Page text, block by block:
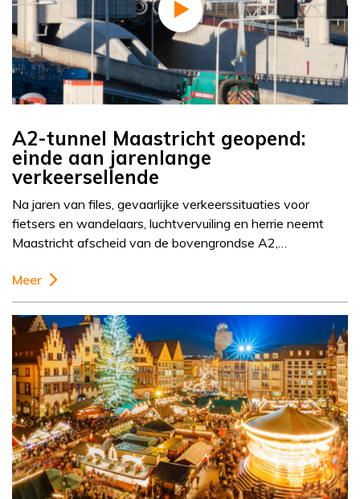
A2-tunnel Maastricht geopend:
einde aan jarenlange
verkeersellende
Na jaren van files, gevaarlijke verkeerssituaties voor
fietsers en wandelaars, luchtvervuiling en herrie neemt
Maastricht afscheid van de bovengrondse A2,…
Meer